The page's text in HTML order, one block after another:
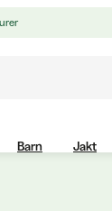
Barn Jakt